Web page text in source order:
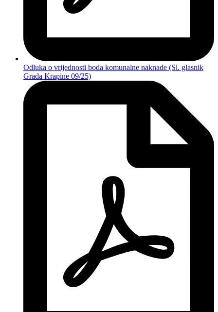
Odluka o vrijednosti boda komunalne naknade (Sl. glasnik
Grada Krapine 09/25)